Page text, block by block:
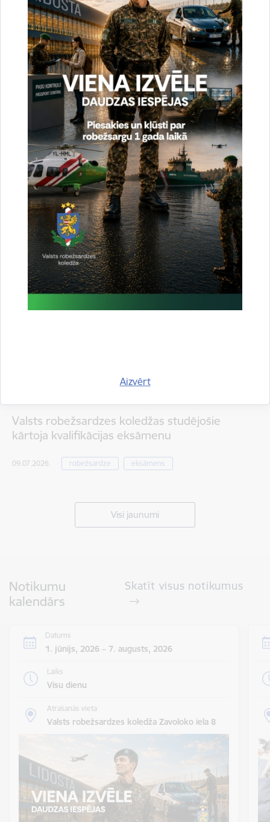
Aizvērt
Aizvadīts Valsts robežsardzes koledžas īsā cikla
profesionālās augstākās izglītības studiju
programmas „Robežapsardze” pilna laika 22.
izlaidums
13.07.2026. izlaidums robežsargs
Valsts robežsardzes koledžas studējošie
kārtoja kvalifikācijas eksāmenu
09.07.2026. robežsardze eksāmens
Visi jaunumi
Notikumu
kalendārs
Skatīt visus notikumus
Datums
1. jūnijs, 2026 – 7. augusts, 2026
Laiks
Visu dienu
Atrašanās vieta
Valsts robežsardzes koledža Zavoloko iela 8